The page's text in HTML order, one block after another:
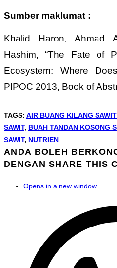
Sumber maklumat :
Khalid Haron, Ahmad
Hashim, “The Fate of
Ecosystem: Where
PIPOC 2013, Book of
TAGS: AIR BUANG KILANG
SAWIT, BUAH TANDAN KOSONG
SAWIT, NUTRIEN
ANDA BOLEH
DENGAN SHARE THIS
Opens in a new window